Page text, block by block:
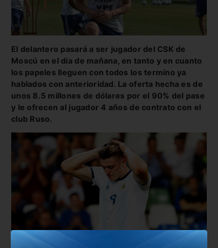
El delantero pasará a ser jugador del CSK de
Moscú en el día de mañana, en tanto y en cuanto
los papeles lleguen con todos los termino ya
hablados con anterioridad. La oferta hecha es de
unos 8.5 millones de dólares por el 90% del pase
y le ofrecen al jugador 4 años de contrato con el
club Ruso.